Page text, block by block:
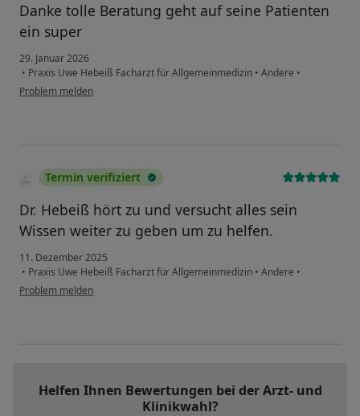
Danke tolle Beratung geht auf seine Patienten
ein super
29. Januar 2026
• Praxis Uwe Hebeiß Facharzt für Allgemeinmedizin • Andere •
Problem melden
Termin verifiziert
Dr. Hebeiß hört zu und versucht alles sein
Wissen weiter zu geben um zu helfen.
11. Dezember 2025
• Praxis Uwe Hebeiß Facharzt für Allgemeinmedizin • Andere •
Problem melden
Helfen Ihnen Bewertungen bei der Arzt- und
Klinikwahl?